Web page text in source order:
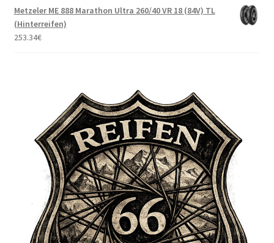
Metzeler ME 888 Marathon Ultra 260/40 VR 18 (84V) TL
(Hinterreifen)
253.34€